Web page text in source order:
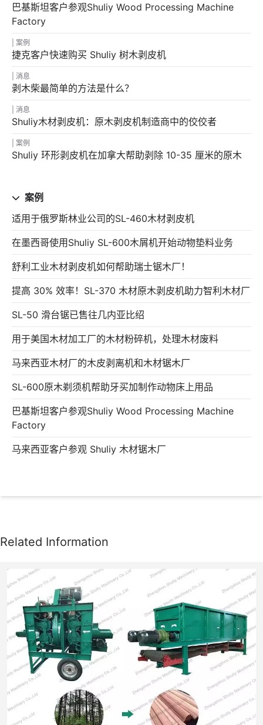
巴基斯坦客户参观Shuliy Wood Processing Machine
Factory
案例
捷克客户快速购买 Shuliy 树木剥皮机
消息
剥木柴最简单的方法是什么？
消息
Shuliy木材剥皮机：原木剥皮机制造商中的佼佼者
案例
Shuliy 环形剥皮机在加拿大帮助剥除 10-35 厘米的原木
案例
适用于俄罗斯林业公司的SL-460木材剥皮机
在墨西哥使用Shuliy SL-600木屑机开始动物垫料业务
舒利工业木材剥皮机如何帮助瑞士锯木厂！
提高 30% 效率！SL-370 木材原木剥皮机助力智利木材厂
SL-50 滑台锯已售往几内亚比绍
用于美国木材加工厂的木材粉碎机，处理木材废料
马来西亚木材厂的木皮剥离机和木材锯木厂
SL-600原木剃须机帮助牙买加制作动物床上用品
巴基斯坦客户参观Shuliy Wood Processing Machine
Factory
马来西亚客户参观 Shuliy 木材锯木厂